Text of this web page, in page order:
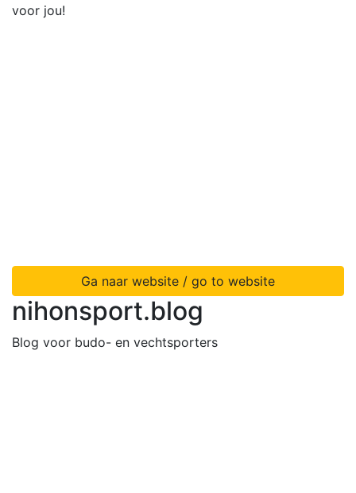
voor jou!
Ga naar website / go to website
nihonsport.blog
Blog voor budo- en vechtsporters